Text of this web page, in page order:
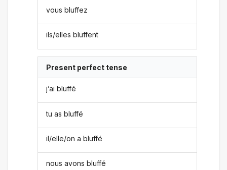
vous bluffez
ils/elles bluffent
Present perfect tense
j’ai bluffé
tu as bluffé
il/elle/on a bluffé
nous avons bluffé